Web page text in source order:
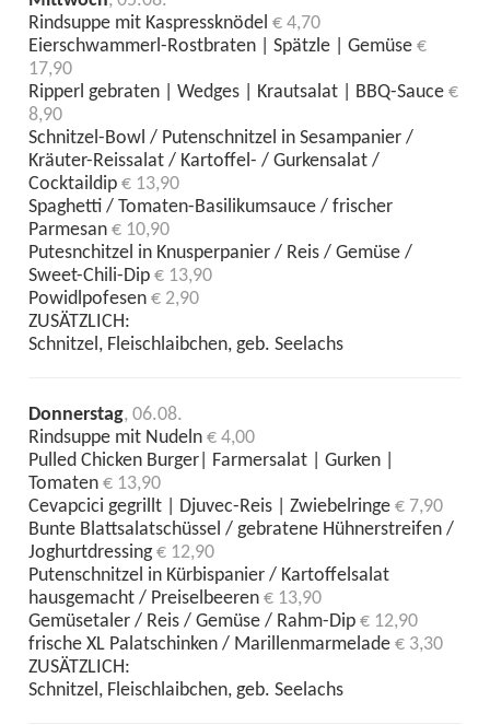
Rindsuppe mit Kaspressknödel€ 4,70
Eierschwammerl-Rostbraten | Spätzle | Gemüse€
17,90
Ripperl gebraten | Wedges | Krautsalat | BBQ-Sauce€
8,90
Schnitzel-Bowl / Putenschnitzel in Sesampanier /
Kräuter-Reissalat / Kartoffel- / Gurkensalat /
Cocktaildip€ 13,90
Spaghetti / Tomaten-Basilikumsauce / frischer
Parmesan€ 10,90
Putesnchitzel in Knusperpanier / Reis / Gemüse /
Sweet-Chili-Dip€ 13,90
Powidlpofesen€ 2,90
ZUSÄTZLICH:
Schnitzel, Fleischlaibchen, geb. Seelachs
Donnerstag, 06.08.
Rindsuppe mit Nudeln€ 4,00
Pulled Chicken Burger| Farmersalat | Gurken |
Tomaten€ 13,90
Cevapcici gegrillt | Djuvec-Reis | Zwiebelringe€ 7,90
Bunte Blattsalatschüssel / gebratene Hühnerstreifen /
Joghurtdressing€ 12,90
Putenschnitzel in Kürbispanier / Kartoffelsalat
hausgemacht / Preiselbeeren€ 13,90
Gemüsetaler / Reis / Gemüse / Rahm-Dip€ 12,90
frische XL Palatschinken / Marillenmarmelade€ 3,30
ZUSÄTZLICH:
Schnitzel, Fleischlaibchen, geb. Seelachs